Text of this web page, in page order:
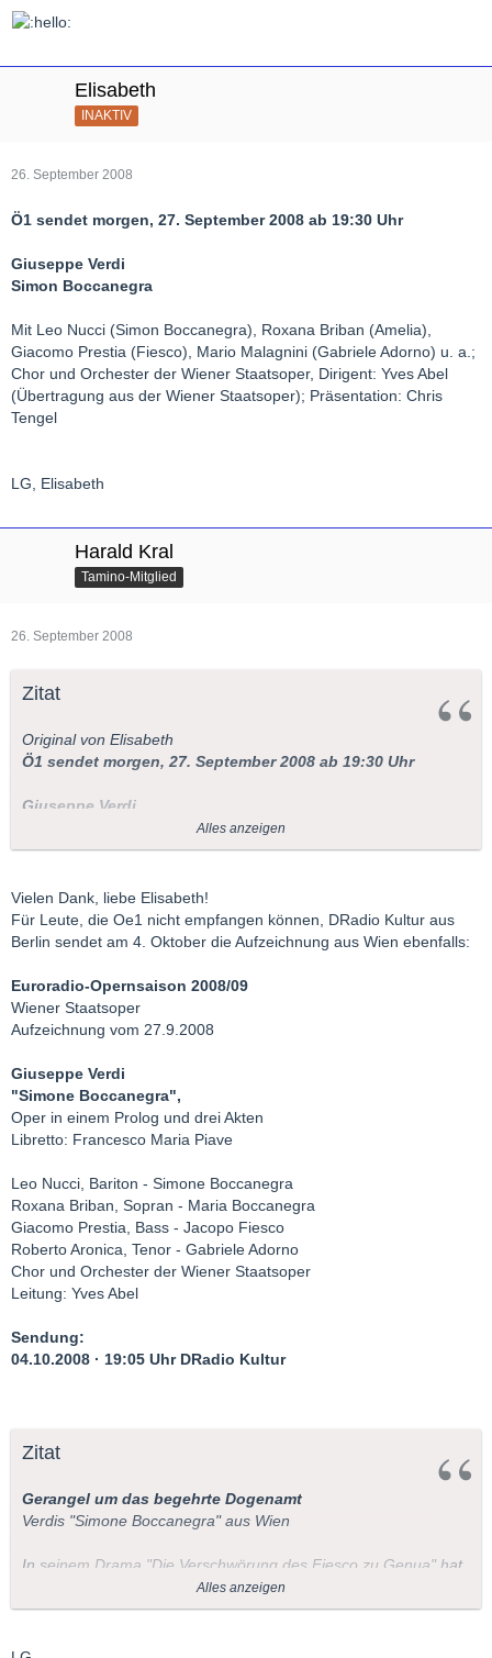
Elisabeth
INAKTIV
26. September 2008
Ö1 sendet morgen, 27. September 2008 ab 19:30 Uhr
Giuseppe Verdi
Simon Boccanegra
Mit Leo Nucci (Simon Boccanegra), Roxana Briban (Amelia),
Giacomo Prestia (Fiesco), Mario Malagnini (Gabriele Adorno) u. a.;
Chor und Orchester der Wiener Staatsoper, Dirigent: Yves Abel
(Übertragung aus der Wiener Staatsoper); Präsentation: Chris
Tengel
LG, Elisabeth
Harald Kral
Tamino-Mitglied
26. September 2008
Zitat
Original von Elisabeth
Ö1 sendet morgen, 27. September 2008 ab 19:30 Uhr
Giuseppe Verdi
Giacomo Prestia (Fiesco), Mario Malagnini (Gabriele Adorno) u.
a.; Chor und Orchester der Wiener Staatsoper, Dirigent: Yves
Abel (Übertragung aus der Wiener Staatsoper); Präsentation:
LG, Elisabeth
Alles anzeigen
Vielen Dank, liebe Elisabeth!
Für Leute, die Oe1 nicht empfangen können, DRadio Kultur aus
Berlin sendet am 4. Oktober die Aufzeichnung aus Wien ebenfalls:
Euroradio-Opernsaison 2008/09
Wiener Staatsoper
Aufzeichnung vom 27.9.2008
Giuseppe Verdi
"Simone Boccanegra",
Oper in einem Prolog und drei Akten
Libretto: Francesco Maria Piave
Leo Nucci, Bariton - Simone Boccanegra
Roxana Briban, Sopran - Maria Boccanegra
Giacomo Prestia, Bass - Jacopo Fiesco
Roberto Aronica, Tenor - Gabriele Adorno
Chor und Orchester der Wiener Staatsoper
Leitung: Yves Abel
Sendung:
04.10.2008 · 19:05 Uhr DRadio Kultur
Zitat
Gerangel um das begehrte Dogenamt
Verdis "Simone Boccanegra" aus Wien
In seinem Drama "Die Verschwörung des Fiesco zu Genua" hat
Schiller ein Dogengerangel um 1550 auf die Bühne gebracht.
Die Lebensgeschichte des Dogen Simone Boccanegra spielt
Francesco Maria Piave jedoch nach einem Stück von Antonio
Alles anzeigen